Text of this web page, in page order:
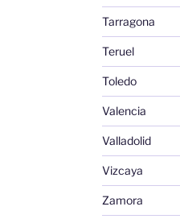
Tarragona
Teruel
Toledo
Valencia
Valladolid
Vizcaya
Zamora